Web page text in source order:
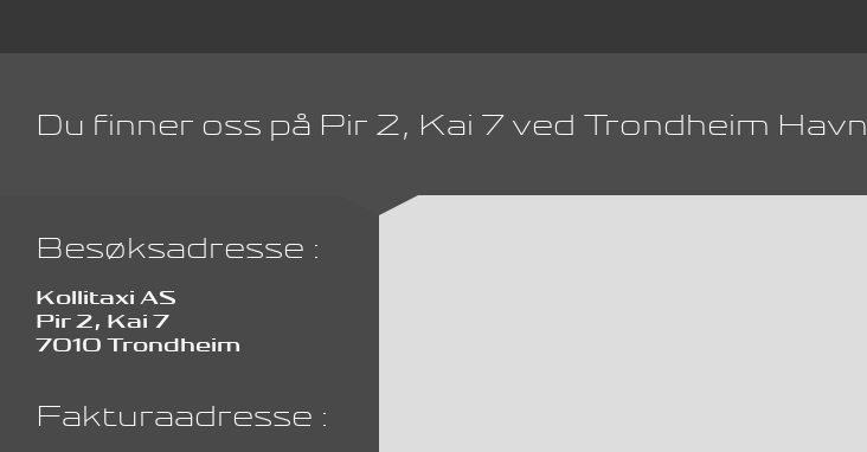
Du finner oss på Pir 2, Kai 7 ved Trondheim Havn
Besøksadresse :
Kollitaxi AS
Pir 2, Kai 7
7010 Trondheim
Fakturaadresse :